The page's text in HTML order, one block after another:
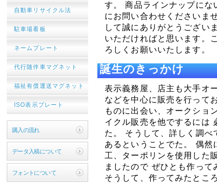
自動車リサイクル法
駐車場看板
ネームプレート
代行随伴車マグネット
福祉有償運送マグネット
ISO表示プレート
購入の流れ
データ入稿について
フォントについて
す。 商品ラインナップにな
にお問い合わせくださいま
して誠にありがとうござい
いただければと思います。
ろしくお願いいたします。
誕生のきっかけ
表示義務屋、店主も大手オ
などを中心に販売を行って
ものに出会い、オークショ
イクル販売を他でするには
た。 そうして、詳しく調
あるということでた。 偶
工、ターポリンを使用した
ましたので ぜひとも作っ
そうして、作ってみたとこ